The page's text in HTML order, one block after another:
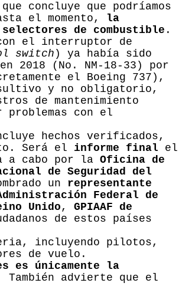
concluye que podríamos
el momento, la
de combustible .
el interruptor de
switch ) ya había sido
2018 (No. NM-18-33) por
el Boeing 737),
y no obligatorio,
de mantenimiento
problemas con el
hechos verificados,
Será el informe final el
a cabo por la Oficina de
de Seguridad del
un representante
Federal de
Unido, GPIAAF de
de estos países
incluyendo pilotos,
de vuelo.
es únicamente la
También advierte que el